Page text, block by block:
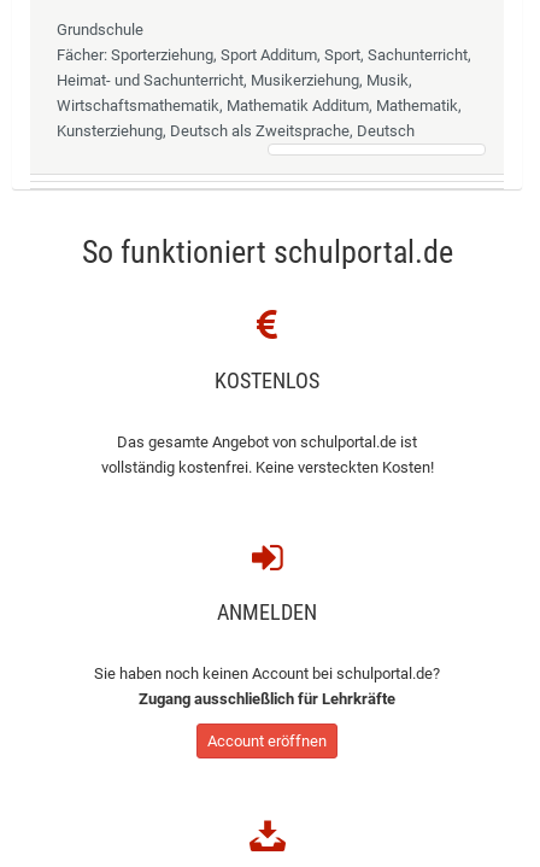
Grundschule
Fächer: Sporterziehung, Sport Additum, Sport, Sachunterricht,
Heimat- und Sachunterricht, Musikerziehung, Musik,
Wirtschaftsmathematik, Mathematik Additum, Mathematik,
Kunsterziehung, Deutsch als Zweitsprache, Deutsch
So funktioniert schulportal.de
KOSTENLOS
Das gesamte Angebot von schulportal.de ist
vollständig kostenfrei. Keine versteckten Kosten!
ANMELDEN
Sie haben noch keinen Account bei schulportal.de?
Zugang ausschließlich für Lehrkräfte
Account eröffnen